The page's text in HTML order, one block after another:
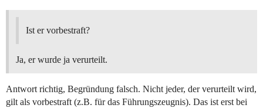
Ist er vorbestraft?
Ja, er wurde ja verurteilt.
Antwort richtig, Begründung falsch. Nicht jeder, der verurteilt wird,
gilt als vorbestraft (z.B. für das Führungszeugnis). Das ist erst bei